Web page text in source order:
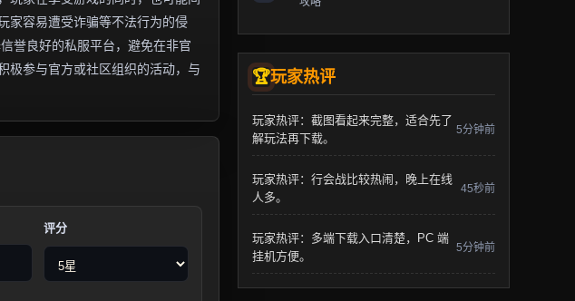
家容易遭受诈骗等不法行为的侵
誉良好的私服平台，避免在非官
极参与官方或社区组织的活动，与
评分
玩家热评
玩家热评：截图看起来完整，适合先了
解玩法再下载。
5分钟前
玩家热评：行会战比较热闹，晚上在线
人多。
45秒前
玩家热评：多端下载入口清楚，PC 端
挂机方便。
5分钟前